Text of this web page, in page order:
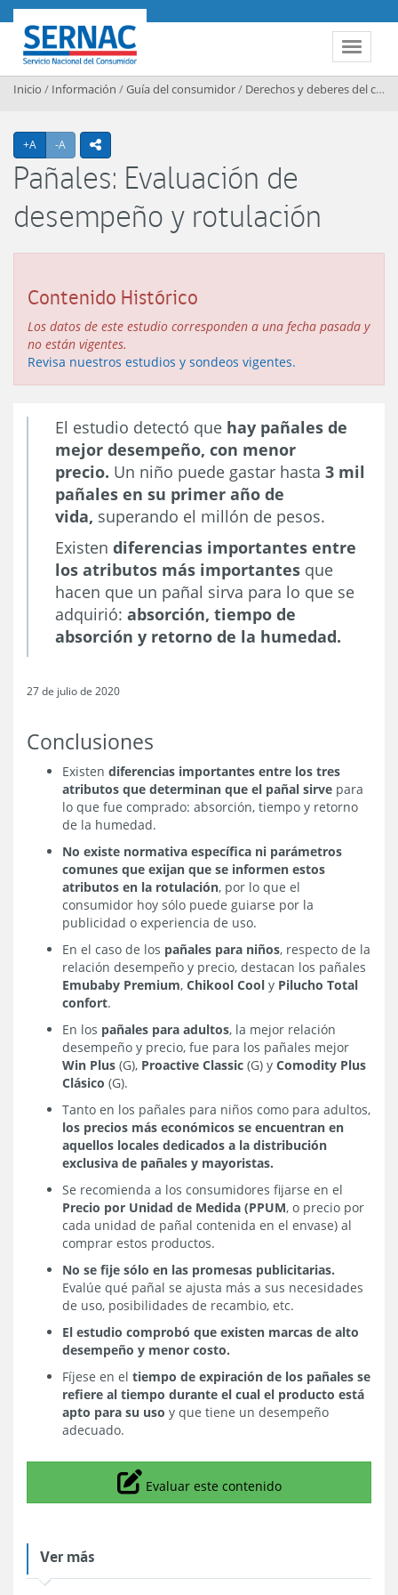
Contenido principal
Toggle
SERNAC
Inicio / Información /Guía del consumidor/ Derechos y deberes del consumidor
+A Agrandar texto
-A Achicar textoicono compartir
Pañales: Evaluación de
desempeño y rotulación
Contenido Histórico
Los datos de este estudio corresponden a una fecha pasada y
no están vigentes.
Revisa nuestros estudios y sondeos vigentes.
El estudio detectó que hay pañales de
mejor desempeño, con menor
precio. Un niño puede gastar hasta 3 mil
pañales en su primer año de
vida, superando el millón de pesos.
Existen diferencias importantes entre
los atributos más importantes que
hacen que un pañal sirva para lo que se
adquirió: absorción, tiempo de
absorción y retorno de la humedad.
27 de julio de 2020
Conclusiones
Existen diferencias importantes entre los tres
atributos que determinan que el pañal sirve para
lo que fue comprado: absorción, tiempo y retorno
de la humedad.
No existe normativa específica ni parámetros
comunes que exijan que se informen estos
atributos en la rotulación, por lo que el
consumidor hoy sólo puede guiarse por la
publicidad o experiencia de uso.
En el caso de los pañales para niños, respecto de la
relación desempeño y precio, destacan los pañales
Emubaby Premium, Chikool Cool y Pilucho Total
confort.
En los pañales para adultos, la mejor relación
desempeño y precio, fue para los pañales mejor
Win Plus (G), Proactive Classic (G) y Comodity Plus
Clásico (G).
Tanto en los pañales para niños como para adultos,
los precios más económicos se encuentran en
aquellos locales dedicados a la distribución
exclusiva de pañales y mayoristas.
Se recomienda a los consumidores fijarse en el
Precio por Unidad de Medida (PPUM, o precio por
cada unidad de pañal contenida en el envase) al
comprar estos productos.
No se fije sólo en las promesas publicitarias.
Evalúe qué pañal se ajusta más a sus necesidades
de uso, posibilidades de recambio, etc.
El estudio comprobó que existen marcas de alto
desempeño y menor costo.
Fíjese en el tiempo de expiración de los pañales se
refiere al tiempo durante el cual el producto está
apto para su uso y que tiene un desempeño
adecuado.
Icono
Evaluar este contenido
Ver más